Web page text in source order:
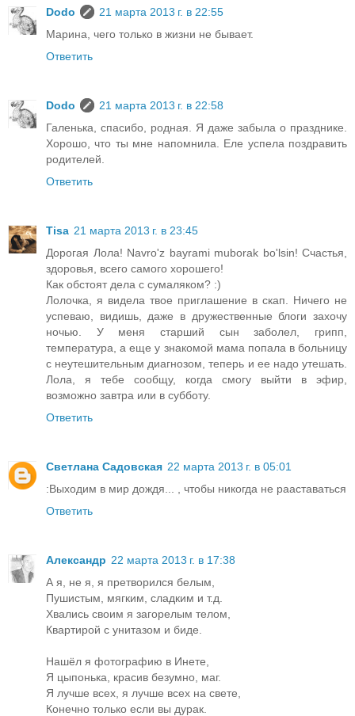
Dodo
21 марта 2013 г. в 22:55
Марина, чего только в жизни не бывает.
Ответить
Dodo
21 марта 2013 г. в 22:58
Галенька, спасибо, родная. Я даже забыла о празднике.
Хорошо, что ты мне напомнила. Еле успела поздравить
родителей.
Ответить
Tisa 21 марта 2013 г. в 23:45
Дорогая Лола! Navro'z bayrami muborak bo'lsin! Счастья,
здоровья, всего самого хорошего!
Как обстоят дела с сумаляком? :)
Лолочка, я видела твое приглашение в скап. Ничего не
успеваю, видишь, даже в дружественные блоги захочу
ночью. У меня старший сын заболел, грипп,
температура, а еще у знакомой мама попала в больницу
с неутешительным диагнозом, теперь и ее надо утешать.
Лола, я тебе сообщу, когда смогу выйти в эфир,
возможно завтра или в субботу.
Ответить
Светлана Садовская 22 марта 2013 г. в 05:01
:Выходим в мир дождя... , чтобы никогда не рааставаться
Ответить
Александр 22 марта 2013 г. в 17:38
А я, не я, я претворился белым,
Пушистым, мягким, сладким и т.д.
Хвались своим я загорелым телом,
Квартирой с унитазом и биде.
Нашёл я фотографию в Инете,
Я цыпонька, красив безумно, маг.
Я лучше всех, я лучше всех на свете,
Конечно только если вы дурак.